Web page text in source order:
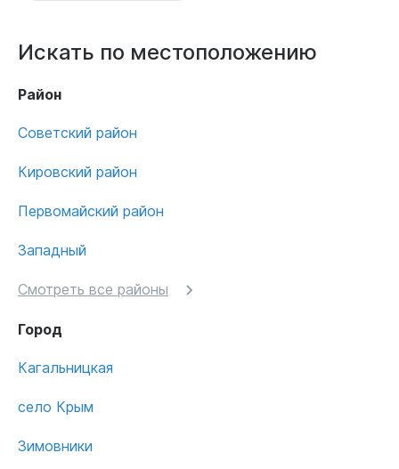
Искать по местоположению
Район
Советский район
Кировский район
Первомайский район
Западный
Смотреть все районы
Город
Кагальницкая
село Крым
Зимовники